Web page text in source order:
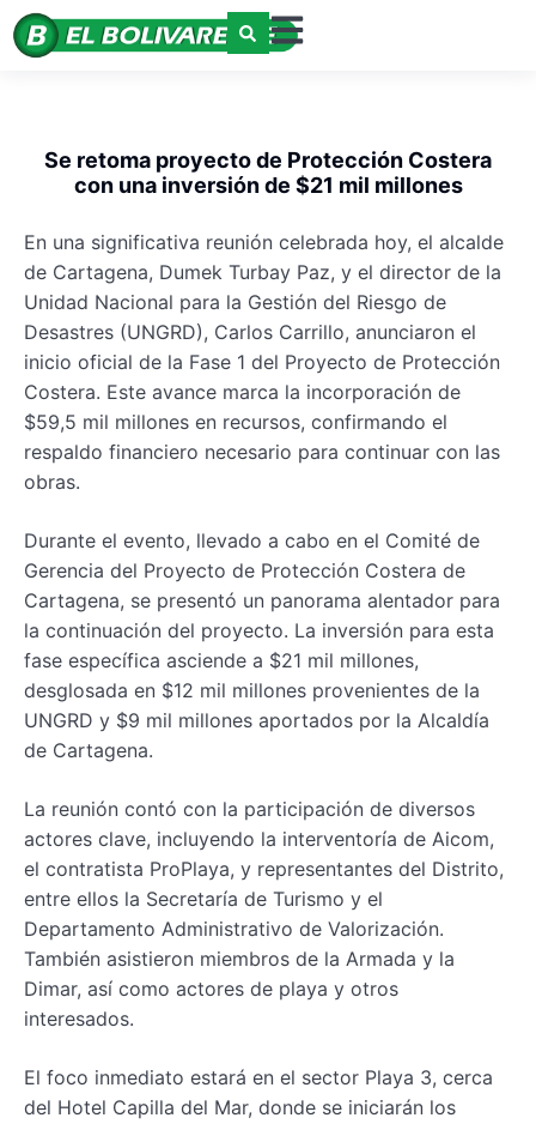
Se retoma proyecto de Protección Costera
con una inversión de $21 mil millones
En una significativa reunión celebrada hoy, el alcalde
de Cartagena, Dumek Turbay Paz, y el director de la
Unidad Nacional para la Gestión del Riesgo de
Desastres (UNGRD), Carlos Carrillo, anunciaron el
inicio oficial de la Fase 1 del Proyecto de Protección
Costera. Este avance marca la incorporación de
$59,5 mil millones en recursos, confirmando el
respaldo financiero necesario para continuar con las
obras.
Durante el evento, llevado a cabo en el Comité de
Gerencia del Proyecto de Protección Costera de
Cartagena, se presentó un panorama alentador para
la continuación del proyecto. La inversión para esta
fase específica asciende a $21 mil millones,
desglosada en $12 mil millones provenientes de la
UNGRD y $9 mil millones aportados por la Alcaldía
de Cartagena.
La reunión contó con la participación de diversos
actores clave, incluyendo la interventoría de Aicom,
el contratista ProPlaya, y representantes del Distrito,
entre ellos la Secretaría de Turismo y el
Departamento Administrativo de Valorización.
También asistieron miembros de la Armada y la
Dimar, así como actores de playa y otros
interesados.
El foco inmediato estará en el sector Playa 3, cerca
del Hotel Capilla del Mar, donde se iniciarán los